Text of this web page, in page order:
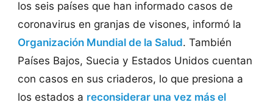
los seis países que han informado casos de
coronavirus en granjas de visones, informó la
Organización Mundial de la Salud. También
Países Bajos, Suecia y Estados Unidos cuentan
con casos en sus criaderos, lo que presiona a
los estados a reconsiderar una vez más el